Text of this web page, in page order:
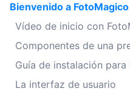
Bienvenido a FotoMagico
Vídeo de inicio con
Componentes de una
Guía de instalación para
La interfaz de usuario